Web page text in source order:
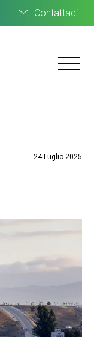
Contattaci
24 Luglio 2025